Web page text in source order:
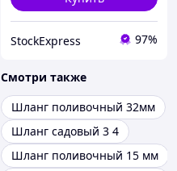
StockExpress 97%
Смотри также
Шланг поливочный 32мм
Шланг садовый 3 4
Шланг поливочный 15 мм